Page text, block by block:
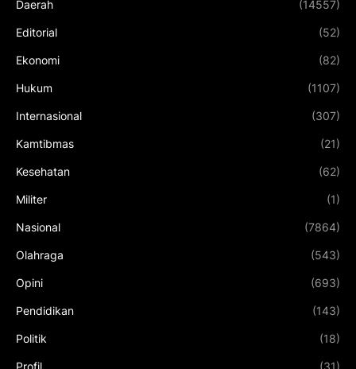
Daerah (14557)
Editorial (52)
Ekonomi (82)
Hukum (1107)
Internasional (307)
Kamtibmas (21)
Kesehatan (62)
Militer (1)
Nasional (7864)
Olahraga (543)
Opini (693)
Pendidikan (143)
Politik (18)
Profil (31)